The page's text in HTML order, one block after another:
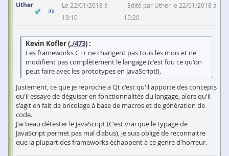
Uther
Le 22/01/2018 à
13:10
Edité par Uther le 22/01/2018 à
15:20
Kevin Kofler (./473) :
Les frameworks C++ ne changent pas tous les mois et ne
modifient pas complètement le langage (c'est fou ce qu'on
peut faire avec les prototypes en JavaScript!).
Justement, ce que je reproche a Qt c'est qu'il apporte des concepts
qu'il essaye de déguiser en fonctionnalités du langage, alors qu'il
s'agit en fait de bricolage à base de macros et de génération de
code.
J'ai beau détester le JavaScript (C'est vrai que le typage de
JavaScript permet pas mal d'abus), je suis obligé de reconnaitre
que la plupart des frameworks échappent à ce genre d'horreur.